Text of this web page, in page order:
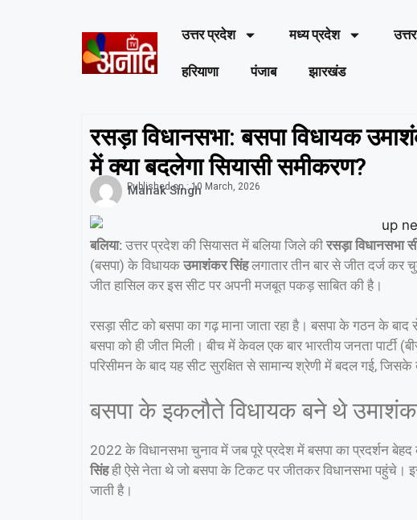
उत्तर प्रदेश मध्य प्रदेश
हरियाणा पंजाब झारखंड
रसड़ा विधानसभा: बसपा विधायक
में क्या बदलेगा सियासी समीकरण?
Mahak Singh
Published on : 10 March, 2026
बलिया: उत्तर प्रदेश की सियासत में बलिया जिले की रसड़ा विधानसभा
(बसपा) के विधायक उमाशंकर सिंहलगातार तीन बार से जीत दर्ज कर
जीत हासिल कर इस सीट पर अपनी मजबूत पकड़ साबित की है।
रसड़ा सीट को बसपा का गढ़ माना जाता रहा है। बसपा के गठन के बाद
बसपा को ही जीत मिली। बीच में केवल एक बार भारतीय जनता
परिसीमन के बाद यह सीट सुरक्षित से सामान्य श्रेणी में बदल गई,
बसपा के इकलौते विधायक बने थे
2022 के विधानसभा चुनाव में जब पूरे प्रदेश में बसपा का प्रदर्शन
सिंहही ऐसे नेता थे जो बसपा के टिकट पर जीतकर विधानसभा पहुंचे।
जाती है।